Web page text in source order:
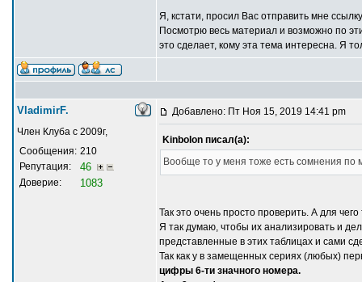
Я, кстати, просил Вас отправить мне
Посмотрю весь материал и возможно по
это сделает, кому эта тема интересна. Я
VladimirF.
Член Клуба с 2009г,
Сообщения: 210
Репутация:
46
Доверие: 1083
Добавлено: Пт Ноя 15, 2019 14:41 pm
Kinbolon писал(а):
Вообще то у меня тоже есть сомнения
Так это очень просто проверить. А для
Я так думаю, чтобы их анализировать и
представленные в этих таблицах и сами
Так как у в замещенных сериях (любых)
цифры 6-ти значного номера.